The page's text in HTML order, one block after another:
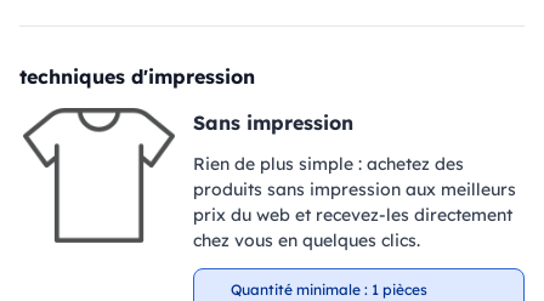
techniques d'impression
Sans impression
Rien de plus simple : achetez des
produits sans impression aux meilleurs
prix du web et recevez-les directement
chez vous en quelques clics.
Quantité minimale : 1 pièces